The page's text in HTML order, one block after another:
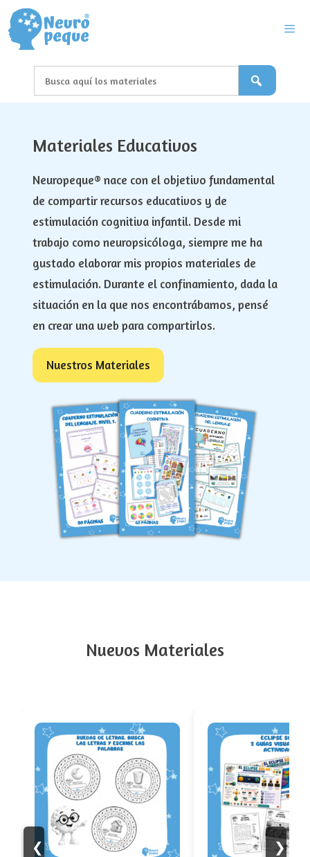
Saltar
al
contenido
Materiales Educativos
Neuropeque® nace con el objetivo fundamental
de compartir recursos educativos y de
estimulación cognitiva infantil. Desde mi
trabajo como neuropsicóloga, siempre me ha
gustado elaborar mis propios materiales de
estimulación. Durante el confinamiento, dada la
situación en la que nos encontrábamos, pensé
en crear una web para compartirlos.
Nuestros Materiales
Nuevos Materiales
❮ ❯